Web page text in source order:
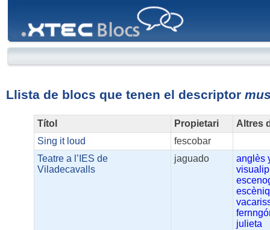
Llista de blocs que tenen el descriptor
Títol Propietari
Altres
Sing it loud
fescobar
Teatre a l’IES de
Viladecavalls
jaguado anglès
julieta